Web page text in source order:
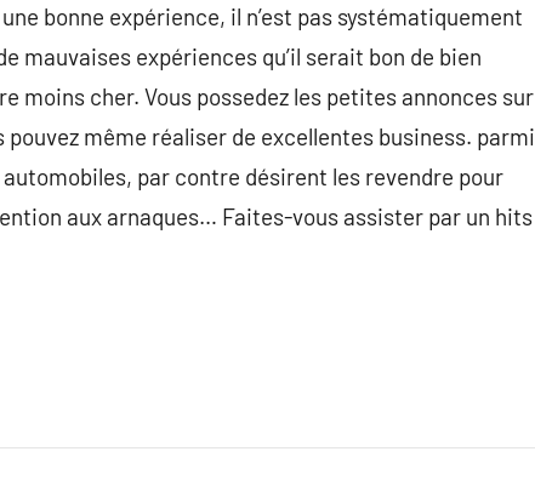
bonne expérience, il n’est pas systématiquement
mauvaises expériences qu’il serait bon de bien
moins cher. Vous possedez les petites annonces sur
même réaliser de excellentes business. parmi
par contre désirent les revendre pour
aux arnaques… Faites-vous assister par un hits